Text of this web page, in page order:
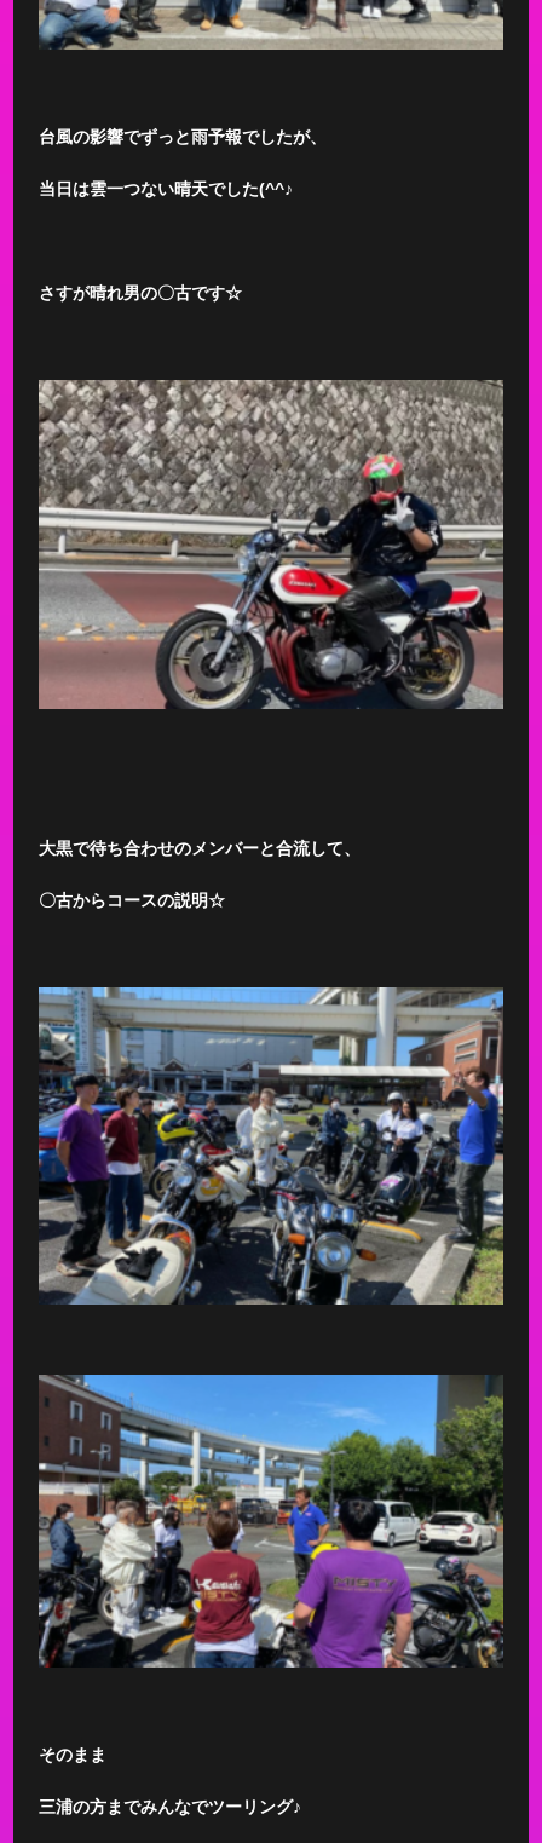
台風の影響でずっと雨予報でしたが、
当日は雲一つない晴天でした(^^♪
さすが晴れ男の〇古です☆
大黒で待ち合わせのメンバーと合流して、
〇古からコースの説明☆
そのまま
三浦の方までみんなでツーリング♪